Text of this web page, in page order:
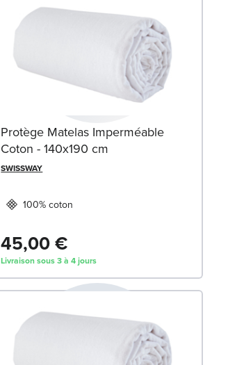
Protège Matelas Imperméable
Coton - 140x190 cm
SWISSWAY
100% coton
45,00 €
Livraison sous 3 à 4 jours